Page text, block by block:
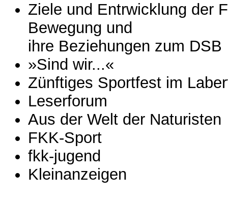
Ziele und Entrwicklung der
Bewegung und
ihre Beziehungen zum DSB
»Sind wir...«
Zünftiges Sportfest im
Leserforum
Aus der Welt der Naturisten
FKK-Sport
fkk-jugend
Kleinanzeigen